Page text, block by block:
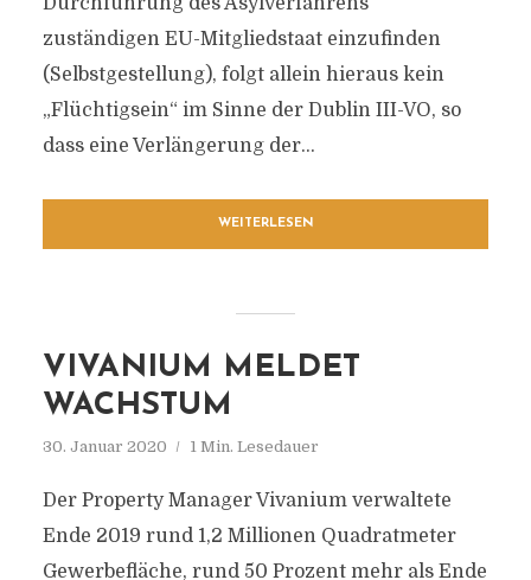
zuständigen EU-Mitgliedstaat einzufinden
(Selbstgestellung), folgt allein hieraus kein
„Flüchtigsein“ im Sinne der Dublin III-VO, so
dass eine Verlängerung der...
WEITERLESEN
VIVANIUM MELDET
WACHSTUM
30. Januar 2020 1 Min. Lesedauer
Der Property Manager Vivanium verwaltete
Ende 2019 rund 1,2 Millionen Quadratmeter
Gewerbefläche, rund 50 Prozent mehr als Ende